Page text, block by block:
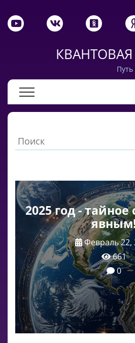
2025 год - тайное
Февраль 22,
661
0